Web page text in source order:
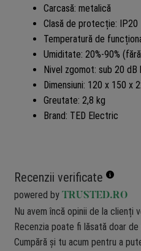
Carcasă: metalică
Clasă de protecție: IP20
Temperatură de
Umiditate: 20%-90%
Nivel zgomot: sub 20 dB
Dimensiuni: 120 x 150 x
Greutate: 2,8 kg
Brand: TED Electric
Recenzii verificate
powered by TRUSTED.RO
Nu avem încă opinii de la clienți
Recenzia poate fi lăsată doar
Cumpără și tu acum pentru a